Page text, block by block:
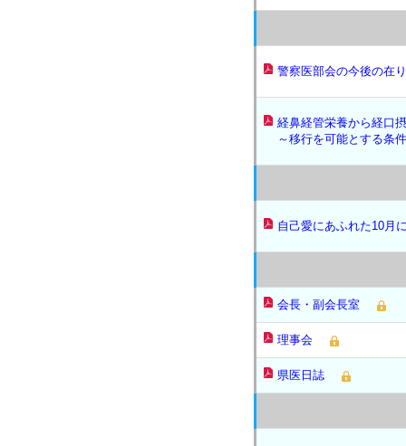
警察医部会の今後の在
経鼻経管栄養から経口
～移行を可能とする条
自己愛にあふれた10月
会長・副会長室
理事会
県医日誌